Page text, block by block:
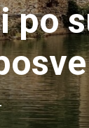
po